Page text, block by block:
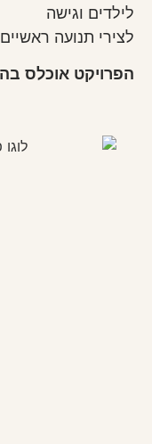
לילדים וגישה
לצירי תנועה
הפרויקט אוכלס